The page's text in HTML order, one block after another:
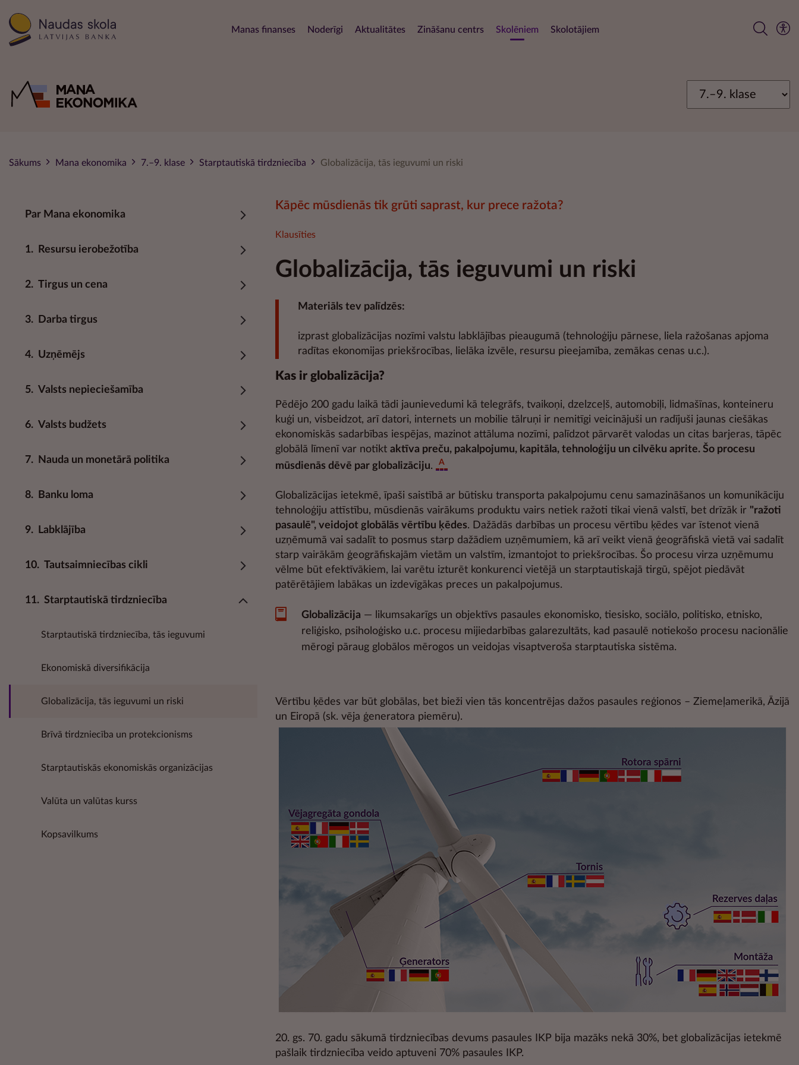
Main navigation
Manas finanses Noderīgi Aktualitātes Zināšanu centrs Skolēniem Skolotājiem
Sākums Mana ekonomika 7.–9. klase Starptautiskā tirdzniecība Globalizācija, tās ieguvumi un riski
Par Mana ekonomika
1. Resursu ierobežotība
2. Tirgus un cena
3. Darba tirgus
4. Uzņēmējs
5. Valsts nepieciešamība
6. Valsts budžets
7. Nauda un monetārā politika
8. Banku loma
9. Labklājība
10. Tautsaimniecības cikli
11. Starptautiskā tirdzniecība
Starptautiskā tirdzniecība, tās ieguvumi
Ekonomiskā diversifikācija
Globalizācija, tās ieguvumi un riski
Brīvā tirdzniecība un protekcionisms
Starptautiskās ekonomiskās organizācijas
Valūta un valūtas kurss
Kopsavilkums
Kāpēc mūsdienās tik grūti saprast, kur prece ražota?
Klausīties
Globalizācija, tās ieguvumi un riski
Materiāls tev palīdzēs:
izprast globalizācijas nozīmi valstu labklājības pieaugumā (tehnoloģiju pārnese, liela ražošanas apjoma
radītas ekonomijas priekšrocības, lielāka izvēle, resursu pieejamība, zemākas cenas u.c.).
Kas ir globalizācija?
Pēdējo 200 gadu laikā tādi jaunievedumi kā telegrāfs, tvaikoņi, dzelzceļš, automobiļi, lidmašīnas, konteineru
kuģi un, visbeidzot, arī datori, internets un mobilie tālruņi ir nemitīgi veicinājuši un radījuši jaunas ciešākas
ekonomiskās sadarbības iespējas, mazinot attāluma nozīmi, palīdzot pārvarēt valodas un citas barjeras, tāpēc
globālā līmenī var notikt aktīva preču, pakalpojumu, kapitāla, tehnoloģiju un cilvēku aprite. Šo procesu
mūsdienās dēvē par globalizāciju. A
Globalizācijas ietekmē, īpaši saistībā ar būtisku transporta pakalpojumu cenu samazināšanos un komunikāciju
tehnoloģiju attīstību, mūsdienās vairākums produktu vairs netiek ražoti tikai vienā valstī, bet drīzāk ir "ražoti
pasaulē", veidojot globālās vērtību ķēdes. Dažādās darbības un procesu vērtību ķēdes var īstenot vienā
uzņēmumā vai sadalīt to posmus starp dažādiem uzņēmumiem, kā arī veikt vienā ģeogrāfiskā vietā vai sadalīt
starp vairākām ģeogrāfiskajām vietām un valstīm, izmantojot to priekšrocības. Šo procesu virza uzņēmumu
vēlme būt efektīvākiem, lai varētu izturēt konkurenci vietējā un starptautiskajā tirgū, spējot piedāvāt
patērētājiem labākas un izdevīgākas preces un pakalpojumus.
Globalizācija — likumsakarīgs un objektīvs pasaules ekonomisko, tiesisko, sociālo, politisko, etnisko,
reliģisko, psiholoģisko u.c. procesu mijiedarbības galarezultāts, kad pasaulē notiekošo procesu nacionālie
mērogi pāraug globālos mērogos un veidojas visaptveroša starptautiska sistēma.
Vērtību ķēdes var būt globālas, bet bieži vien tās koncentrējas dažos pasaules reģionos – Ziemeļamerikā, Āzijā
un Eiropā (sk. vēja ģeneratora piemēru).
20. gs. 70. gadu sākumā tirdzniecības devums pasaules IKP bija mazāks nekā 30%, bet globalizācijas ietekmē
pašlaik tirdzniecība veido aptuveni 70% pasaules IKP.